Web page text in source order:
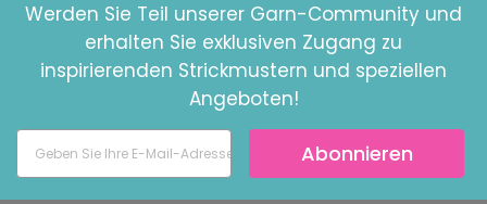
Werden Sie Teil unserer Garn-Community und
erhalten Sie exklusiven Zugang zu
inspirierenden Strickmustern und speziellen
Angeboten!
Abonnieren